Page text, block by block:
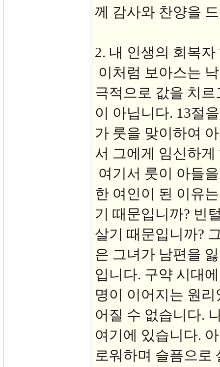
께 감사와 찬양을
2. 내 인생의 회복
이처럼 보아스는
극적으로 값을 치
이 아닙니다. 13절
가 룻을 맞이하여
서 그에게 임신하
여기서 룻이 아들
한 여인이 된 이유
기 때문입니까? 빈
살기 때문입니까?
은 그녀가 남편을
입니다. 구약 시대
명이 이어지는 원
어질 수 없습니다.
여기에 있습니다.
로워하며 슬픔으로